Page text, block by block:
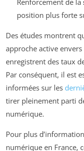
Renforcement de la
position plus forte
Des études montrent
approche active envers
enregistrent des taux
Par conséquent, il est
informées sur les
tirer pleinement parti
numérique.
Pour plus
numérique en France,